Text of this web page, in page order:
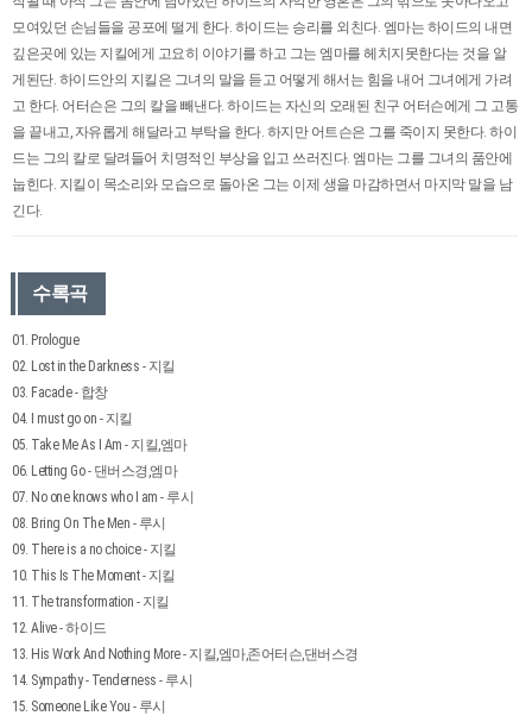
모여있던 손님들을 공포에 떨게 한다. 하이드는 승리를 외친다. 엠마는 하이드의 내면
깊은곳에 있는 지킬에게 고요히 이야기를 하고 그는 엠마를 헤치지못한다는 것을 알
게된단. 하이드안의 지킬은 그녀의 말을 듣고 어떻게 해서는 힘을 내어 그녀에게 가려
고 한다. 어터슨은 그의 칼을 빼낸다. 하이드는 자신의 오래된 친구 어터슨에게 그 고통
을 끝내고, 자유롭게 해달라고 부탁을 한다. 하지만 어트슨은 그를 죽이지 못한다. 하이
드는 그의 칼로 달려들어 치명적인 부상을 입고 쓰러진다. 엠마는 그를 그녀의 품안에
눕힌다. 지킬이 목소리와 모습으로 돌아온 그는 이제 생을 마감하면서 마지막 말을 남
긴다.
수록곡
01. Prologue
02. Lost in the Darkness - 지킬
03. Facade - 합창
04. I must go on - 지킬
05. Take Me As I Am - 지킬,엠마
06. Letting Go - 댄버스경,엠마
07. No one knows who I am - 루시
08. Bring On The Men - 루시
09. There is a no choice - 지킬
10. This Is The Moment - 지킬
11. The transformation - 지킬
12. Alive - 하이드
13. His Work And Nothing More - 지킬,엠마,존어터슨,댄버스경
14. Sympathy - Tenderness - 루시
15. Someone Like You - 루시